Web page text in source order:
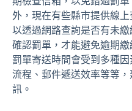
外，現在有些縣市提供線
以透過網路查詢是否有未
確認罰單，才能避免逾期繳
罰單寄送時間會受到多種
流程、郵件遞送效率等等
訊。